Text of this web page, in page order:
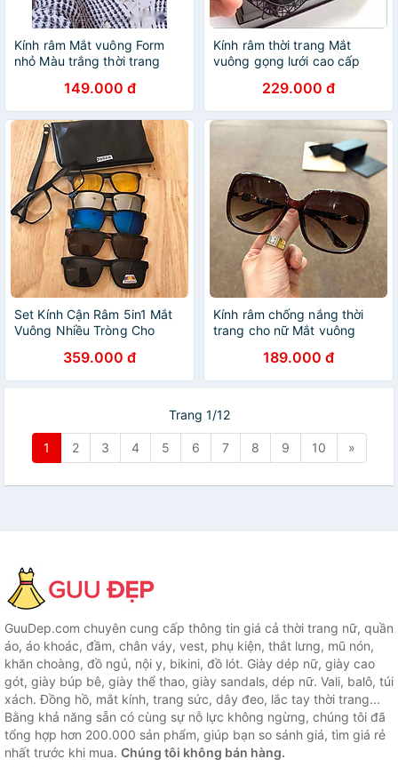
Kính râm Mắt vuông Form
nhỏ Màu trắng thời trang
149.000 đ
Kính râm thời trang Mắt
vuông gọng lưới cao cấp
229.000 đ
Set Kính Cận Râm 5in1 Mắt
Vuông Nhiều Tròng Cho
359.000 đ
Kính râm chống nắng thời
trang cho nữ Mắt vuông
189.000 đ
Trang 1/12
1 2 3 4 5 6 7 8 9 10 »
GuuDep.com chuyên cung cấp thông tin giá cả thời trang nữ, quần
áo, áo khoác, đầm, chân váy, vest, phụ kiện, thắt lưng, mũ nón,
khăn choàng, đồ ngủ, nội y, bikini, đồ lót. Giày dép nữ, giày cao
gót, giày búp bê, giày thể thao, giày sandals, dép nữ. Vali, balô, túi
xách. Đồng hồ, mắt kính, trang sức, dây đeo, lắc tay thời trang...
Bằng khả năng sẵn có cùng sự nỗ lực không ngừng, chúng tôi đã
tổng hợp hơn 200.000 sản phẩm, giúp bạn so sánh giá, tìm giá rẻ
nhất trước khi mua. Chúng tôi không bán hàng.